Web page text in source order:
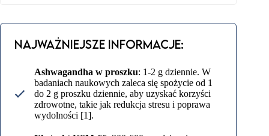
Najważniejsze informacje:
Ashwagandha w proszku: 1-2 g dziennie. W
badaniach naukowych zaleca się spożycie od 1
do 2 g proszku dziennie, aby uzyskać korzyści
zdrowotne, takie jak redukcja stresu i poprawa
wydolności [1].